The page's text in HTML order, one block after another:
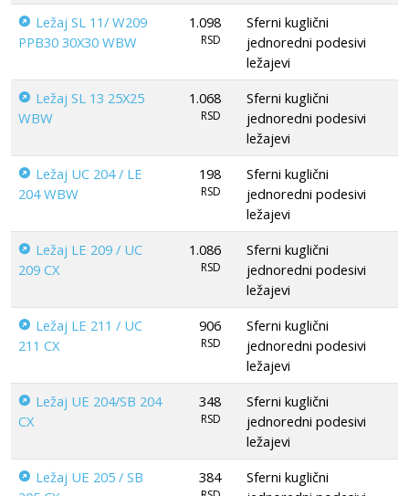
Ležaj SL 11/ W209
PPB30 30X30 WBW
1.098
RSD
Sferni kuglični
jednoredni podesivi
ležajevi
Ležaj SL 13 25X25
WBW
1.068
RSD
Sferni kuglični
jednoredni podesivi
ležajevi
Ležaj UC 204 / LE
204 WBW
198
RSD
Sferni kuglični
jednoredni podesivi
ležajevi
Ležaj LE 209 / UC
209 CX
1.086
RSD
Sferni kuglični
jednoredni podesivi
ležajevi
Ležaj LE 211 / UC
211 CX
906
RSD
Sferni kuglični
jednoredni podesivi
ležajevi
Ležaj UE 204/SB 204
CX
348
RSD
Sferni kuglični
jednoredni podesivi
ležajevi
Ležaj UE 205 / SB
384
Sferni kuglični